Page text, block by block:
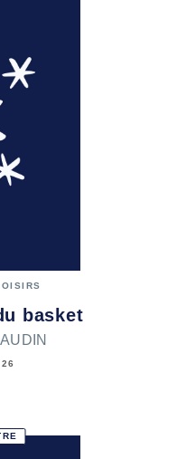
basket